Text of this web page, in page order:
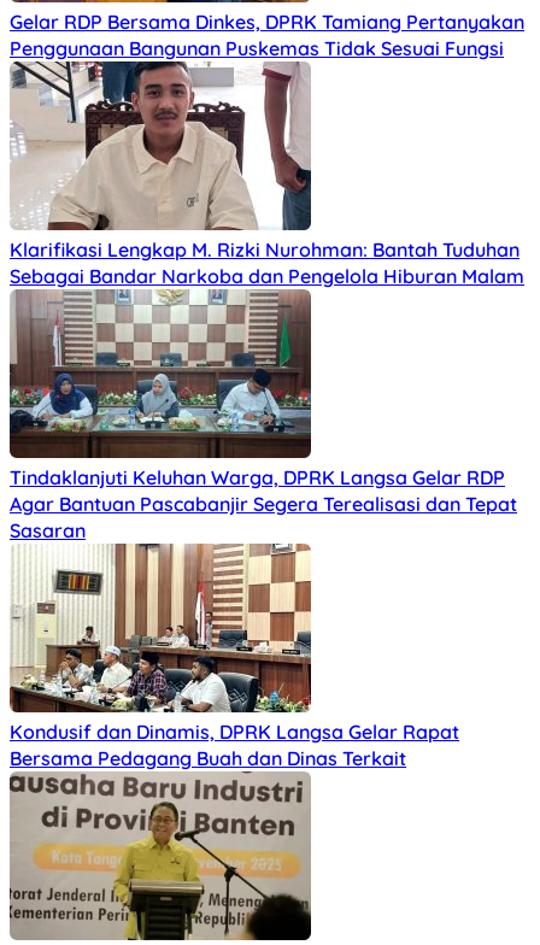
Gelar RDP Bersama Dinkes, DPRK Tamiang Pertanyakan
Penggunaan Bangunan Puskemas Tidak Sesuai Fungsi
Klarifikasi Lengkap M. Rizki Nurohman: Bantah Tuduhan
Sebagai Bandar Narkoba dan Pengelola Hiburan Malam
Tindaklanjuti Keluhan Warga, DPRK Langsa Gelar RDP
Agar Bantuan Pascabanjir Segera Terealisasi dan Tepat
Sasaran
Kondusif dan Dinamis, DPRK Langsa Gelar Rapat
Bersama Pedagang Buah dan Dinas Terkait